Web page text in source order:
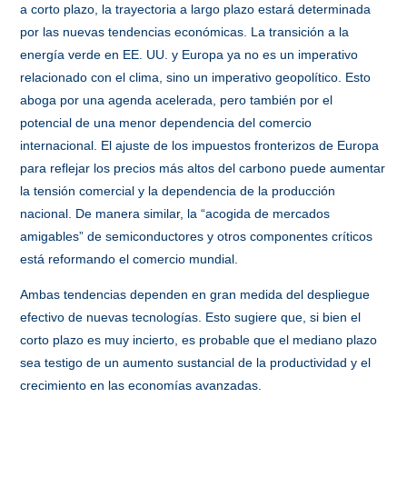
a corto plazo, la trayectoria a largo plazo estará determinada
por las nuevas tendencias económicas. La transición a la
energía verde en EE. UU. y Europa ya no es un imperativo
relacionado con el clima, sino un imperativo geopolítico. Esto
aboga por una agenda acelerada, pero también por el
potencial de una menor dependencia del comercio
internacional. El ajuste de los impuestos fronterizos de Europa
para reflejar los precios más altos del carbono puede aumentar
la tensión comercial y la dependencia de la producción
nacional. De manera similar, la “acogida de mercados
amigables” de semiconductores y otros componentes críticos
está reformando el comercio mundial.
Ambas tendencias dependen en gran medida del despliegue
efectivo de nuevas tecnologías. Esto sugiere que, si bien el
corto plazo es muy incierto, es probable que el mediano plazo
sea testigo de un aumento sustancial de la productividad y el
crecimiento en las economías avanzadas.